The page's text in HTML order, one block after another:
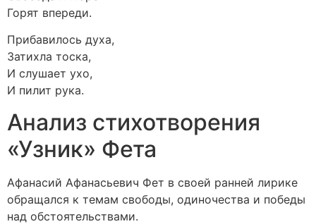
Горят впереди.
Прибавилось духа,
Затихла тоска,
И слушает ухо,
И пилит рука.
Анализ стихотворения
«Узник» Фета
Афанасий Афанасьевич Фет в своей ранней лирике
обращался к темам свободы, одиночества и победы
над обстоятельствами.